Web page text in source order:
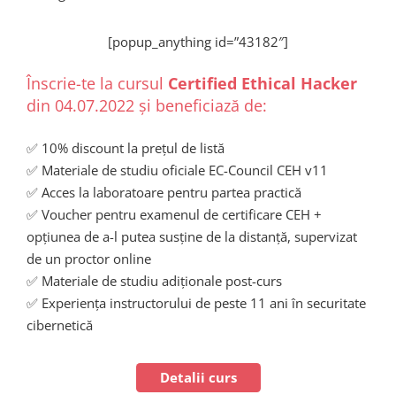
[popup_anything id=”43182″]
Înscrie-te la cursul Certified Ethical Hacker
din 04.07.2022 și beneficiază de:
✅ 10% discount la prețul de listă
✅ Materiale de studiu oficiale EC-Council CEH v11
✅ Acces la laboratoare pentru partea practică
✅ Voucher pentru examenul de certificare CEH +
opțiunea de a-l putea susține de la distanță, supervizat
de un proctor online
✅ Materiale de studiu adiționale post-curs
✅ Experiența instructorului de peste 11 ani în securitate
cibernetică
Detalii curs